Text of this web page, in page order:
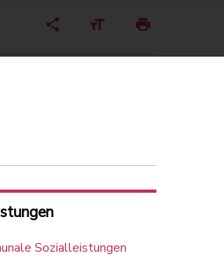
Sozialleistungen